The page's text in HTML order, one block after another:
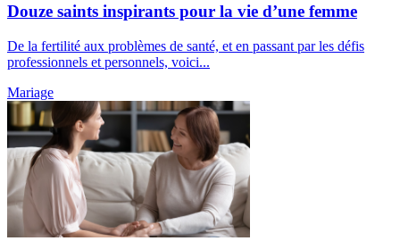
Douze saints inspirants pour la vie d’une femme
De la fertilité aux problèmes de santé, et en passant par les défis
professionnels et personnels, voici...
Mariage